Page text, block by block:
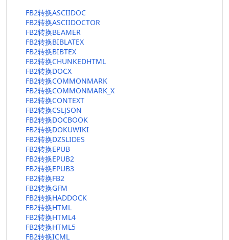
FB2转换ASCIIDOC
FB2转换ASCIIDOCTOR
FB2转换BEAMER
FB2转换BIBLATEX
FB2转换BIBTEX
FB2转换CHUNKEDHTML
FB2转换DOCX
FB2转换COMMONMARK
FB2转换COMMONMARK_X
FB2转换CONTEXT
FB2转换CSLJSON
FB2转换DOCBOOK
FB2转换DOKUWIKI
FB2转换DZSLIDES
FB2转换EPUB
FB2转换EPUB2
FB2转换EPUB3
FB2转换FB2
FB2转换GFM
FB2转换HADDOCK
FB2转换HTML
FB2转换HTML4
FB2转换HTML5
FB2转换ICML